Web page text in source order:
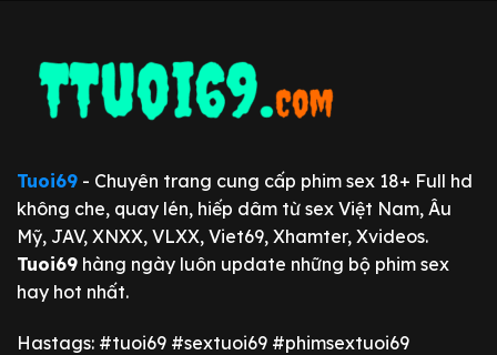
Tuoi69 - Chuyên trang cung cấp phim sex 18+ Full hd
không che, quay lén, hiếp dâm từ sex Việt Nam, Âu
Mỹ, JAV, XNXX, VLXX, Viet69, Xhamter, Xvideos.
Tuoi69 hàng ngày luôn update những bộ phim sex
hay hot nhất.
Hastags: #tuoi69 #sextuoi69 #phimsextuoi69